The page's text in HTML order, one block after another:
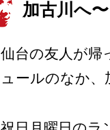
加古川へ〜
仙台の友人が帰
ュールのなか、